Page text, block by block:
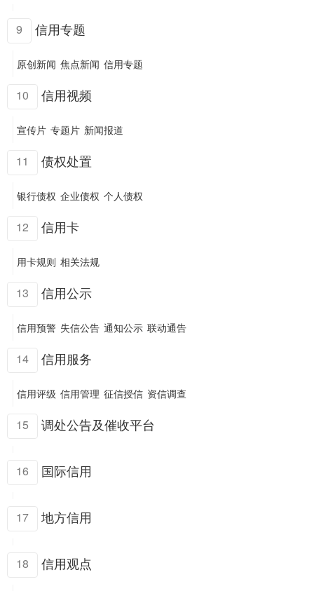
9 信用专题
原创新闻 焦点新闻 信用专题
10 信用视频
宣传片 专题片 新闻报道
11 债权处置
银行债权 企业债权 个人债权
12 信用卡
用卡规则 相关法规
13 信用公示
信用预警 失信公告 通知公示 联动通告
14 信用服务
信用评级 信用管理 征信授信 资信调查
15 调处公告及催收平台
16 国际信用
17 地方信用
18 信用观点